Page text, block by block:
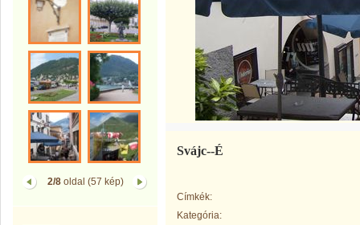
2/8oldal (57 kép)
Svájc--É
Címkék:
Kategória: